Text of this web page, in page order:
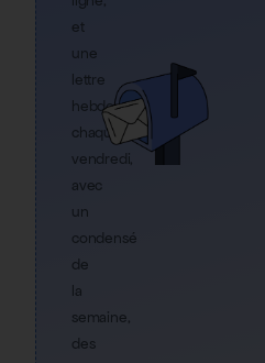
et
une
lettre
hebdo
chaque
vendredi,
avec
un
condensé
de
la
semaine,
des